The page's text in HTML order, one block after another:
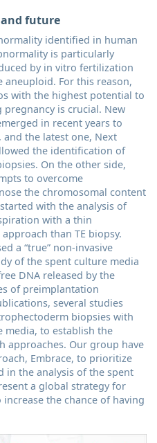
and future
identified in human
is particularly
by in vitro fertilization
aneuploid. For this reason,
with the highest potential to
is crucial. New
in recent years to
the latest one, Next
the identification of
On the other side,
to overcome
the chromosomal content
with the analysis of
with a thin
than TE biopsy.
a “true” non-invasive
of the spent culture media
DNA released by the
of preimplantation
several studies
biopsies with
media, to establish the
approaches. Our group have
Embrace, to prioritize
in the analysis of the spent
a global strategy for
the chance of having